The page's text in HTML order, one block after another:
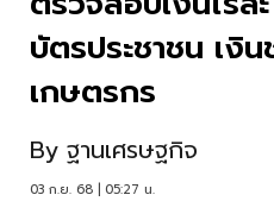
บัตรประชาชน เงิ
เกษตรกร
By ฐานเศรษฐกิจ
03 ก.ย. 68 | 05:27 น.